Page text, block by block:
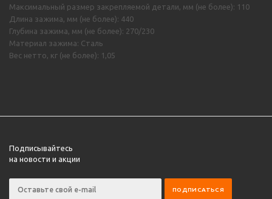
Максимальный размер закрепляемой детали, мм (не более): 110
Длина зажима, мм (не более): 440
Глубина зажима, мм (не более): 270/230
Материал зажима: Сталь
Вес нетто, кг (не более): 1,05
Подписывайтесь
на новости и акции